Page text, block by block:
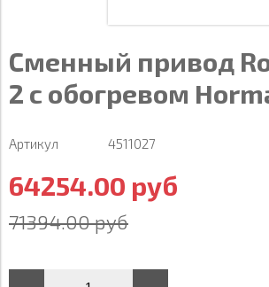
Сменный привод
2 с обогревом
Артикул 4511027
64254.00 руб
71394.00 руб